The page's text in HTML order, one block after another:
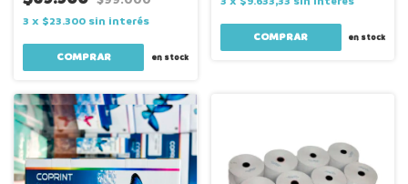
3 x $23.300 sin interés
en stock
en stock